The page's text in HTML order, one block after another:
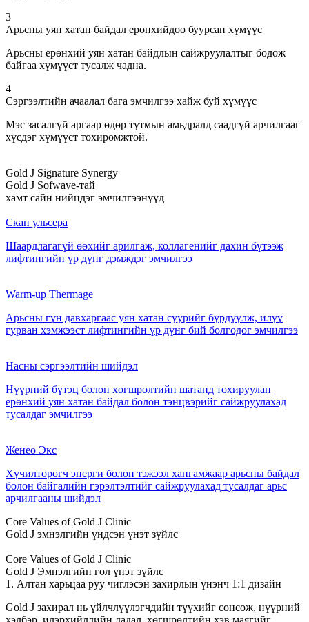
3
Арьсны уян хатан байдал ерөнхийдөө буурсан хүмүүс
Арьсны ерөнхий уян хатан байдлын сайжруулалтыг бодож
байгаа хүмүүст тусалж чадна.
4
Сэргээлтийн ачаалал бага эмчилгээ хайж буй хүмүүс
Мэс засалгүй аргаар өдөр тутмын амьдралд саадгүй арчилгааг
хүсдэг хүмүүст тохиромжтой.
Gold J Signature Synergy
Gold J Sofwave-тай
хамт сайн нийцдэг эмчилгээнүүд
Скан ульсера
Шаардлагагүй өөхийг арилгаж, коллагенийг дахин бүтээж
лифтингийн үр дүнг дэмждэг эмчилгээ
Warm-up Thermage
Арьсны гүн давхаргаас уян хатан суурийг бүрдүүлж, илүү
гурван хэмжээст лифтингийн үр дүнг бий болгодог эмчилгээ
Насны сэргээлтийн шийдэл
Нүүрний бүтэц болон хөгшрөлтийн шатанд тохируулан
ерөнхий уян хатан байдал болон тэнцвэрийг сайжруулахад
тусалдаг эмчилгээ
Женео Экс
Хүчилтөрөгч энерги болон тэжээл хангамжаар арьсны байдал
болон байгалийн гэрэлтэлтийг сайжруулахад тусалдаг арьс
арчилгааны шийдэл
Core Values of Gold J Clinic
Gold J эмнэлгийн үндсэн үнэт зүйлс
Core Values of Gold J Clinic
Gold J Эмнэлгийн гол үнэт зүйлс
1. Алтан харьцаа руу чиглэсэн захирлын үнэнч 1:1 дизайн
Gold J захирал нь үйлчлүүлэгчдийн түүхийг сонсож, нүүрний
хэлбэр, илэрхийллийн дадал, хөгшрөлтийн хэв маягийг